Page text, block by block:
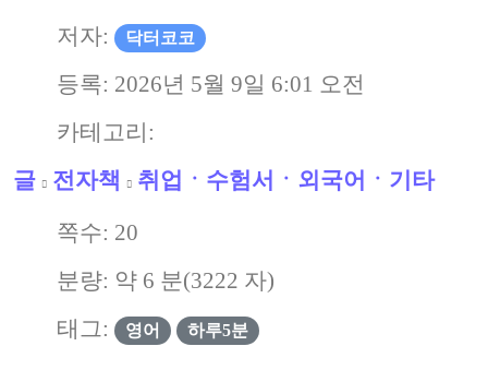
저자: 닥터코코
등록: 2026년 5월 9일 6:01 오전
카테고리:
글
전자책 취업ㆍ수험서ㆍ외국어ㆍ기타
쪽수: 20
분량: 약 6 분(3222 자)
태그:
영어 하루5분